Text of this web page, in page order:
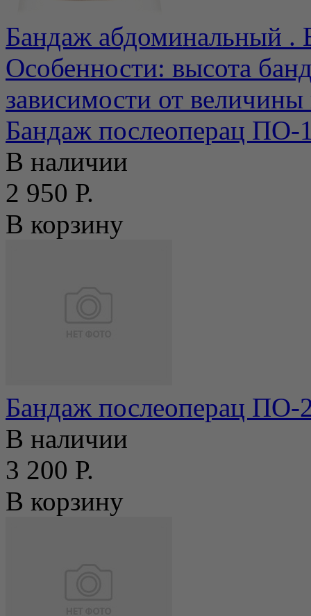
Бандаж абдоминальный
Особенности: высота
зависимости от
Бандаж послеоперац ПО-
В наличии
2 950 Р.
В корзину
Бандаж послеоперац ПО-
В наличии
3 200 Р.
В корзину